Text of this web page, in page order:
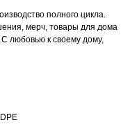
полного цикла.
мерч, товары для дома
любовью к своему дому,